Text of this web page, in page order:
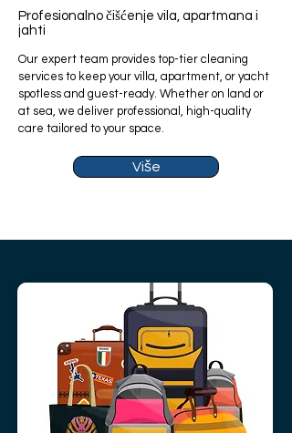
Profesionalno čišćenje vila, apartmana i
jahti
Our expert team provides top-tier cleaning
services to keep your villa, apartment, or yacht
spotless and guest-ready. Whether on land or
at sea, we deliver professional, high-quality
care tailored to your space.
Više